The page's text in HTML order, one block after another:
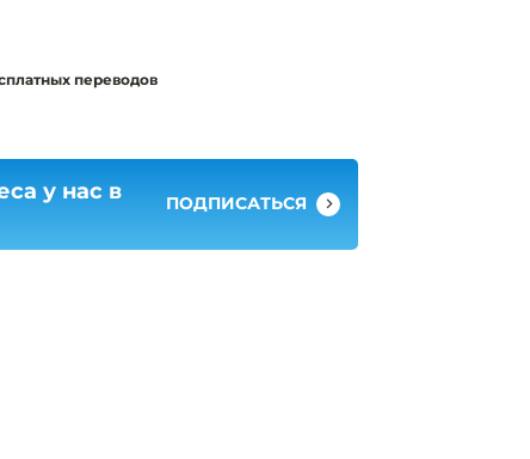
переводов
у нас в
ПОДПИСАТЬСЯ